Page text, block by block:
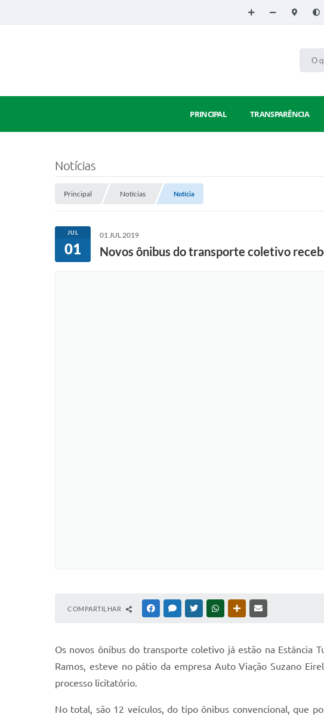
PRINCIPAL TRANSPARÊNCIA
Notícias
Principal Notícias Notícia
JUL
01
01 JUL 2019
Novos ônibus do transporte coletivo
COMPARTILHAR FACEBOOKMESSENGER
TWITTERWHATSAPPOUTRAS MÍDIAS
Os novos ônibus do transporte coletivo já estão na Estância
Ramos, esteve no pátio da empresa Auto Viação Suzano
processo licitatório.
No total, são 12 veículos, do tipo ônibus convencional, que